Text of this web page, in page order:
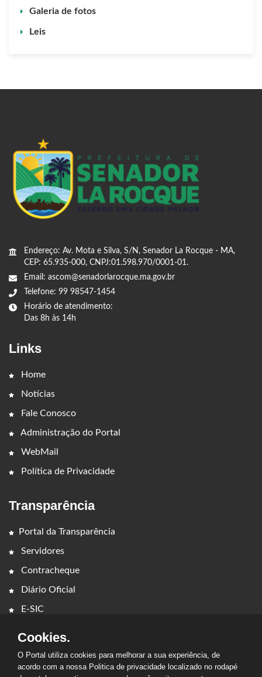
Galeria de fotos
Leis
Endereço: Av. Mota e Silva, S/N, Senador La Rocque - MA,
CEP: 65.935-000, CNPJ:01.598.970/0001-01.
Email: ascom@senadorlarocque.ma.gov.br
Telefone: 99 98547-1454
Horário de atendimento:
Das 8h às 14h
Links
Home
Notícias
Fale Conosco
Administração do Portal
WebMail
Política de Privacidade
Transparência
Portal da Transparência
Servidores
Contracheque
Diário Oficial
E-SIC
Cookies.
O Portal utiliza cookies para melhorar a sua experiência, de
acordo com a nossa Politica de privacidade localizado no rodapé